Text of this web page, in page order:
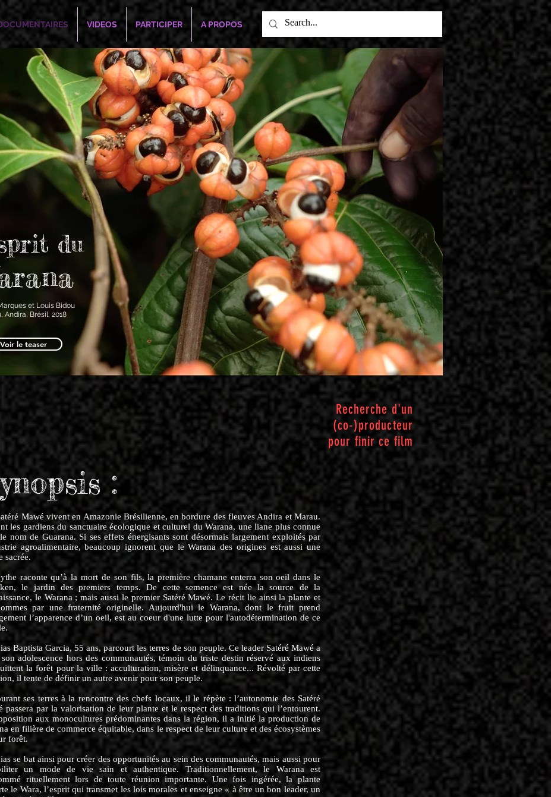
VIDEOS PARTICIPER A PROPOS
Voir le teaser
du
et Louis Bidou
Andira, Brésil, 2018
Recherche d'un
(co-)producteur
pour finir ce film
:
Mawé vivent en Amazonie Brésilienne, en bordure des fleuves Andira et Marau.
les gardiens du sanctuaire écologique et culturel du Warana, une liane plus connue
nom de Guarana. Si ses effets énergisants sont désormais largement exploités par
agroalimentaire, beaucoup ignorent que le Warana des origines est aussi une
sacrée.
raconte qu’à la mort de son fils, la première chamane enterra son oeil dans le
le jardin des premiers temps. De cette semence est née la source de la
le Warana ; mais aussi le premier Satéré Mawé. Le récit lie ainsi la plante et
par une fraternité originelle. Aujourd'hui le Warana, dont le fruit prend
l’apparence d’un oeil, est au coeur d'une lutte pour l'autodétermination de ce
Baptista Garcia, 55 ans, parcourt les terres de son peuple. Ce leader Satéré Mawé a
adolescence hors des communautés, témoin du triste destin réservé aux indiens
la forêt pour la ville : acculturation, misère et délinquance... Révolté par cette
il tente de définir un autre avenir pour son peuple.
ses terres à la rencontre des chefs locaux, il le répète : l’autonomie des Satéré
passera par la valorisation de leur plante et le respect des traditions qui l’entourent.
aux monocultures prédominantes dans la région, il a initié la production de
en filière de commerce équitable, dans le respect de leur culture et des écosystèmes
forêt.
se bat ainsi pour créer des opportunités au sein des communautés, mais aussi pour
un mode de vie sain et authentique. Traditionnellement, le Warana est
rituellement lors de toute réunion importante. Une fois ingérée, la plante
le Wara, l’esprit qui transmet les lois morales et enseigne « à être un bon leader, un